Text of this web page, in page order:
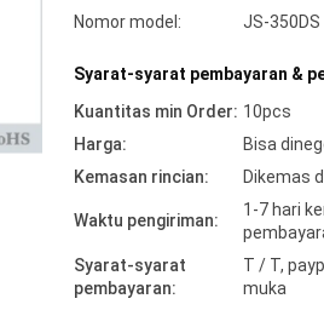
Nomor model:
JS-350DS
Syarat-syarat pembayaran &
Kuantitas min Order: 10pcs
Harga:
Bisa
Kemasan rincian:
Dikemas
Waktu pengiriman:
1-7 hari
Syarat-syarat
pembayaran:
T / T,
muka